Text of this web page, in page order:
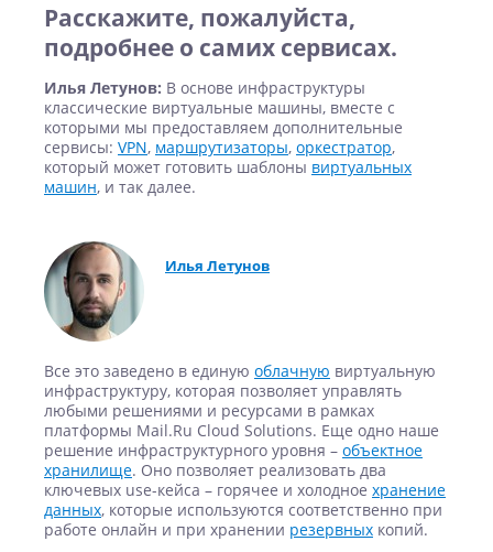
Расскажите, пожалуйста,
подробнее о самих сервисах.
Илья Летунов: В основе инфраструктуры
классические виртуальные машины, вместе с
которыми мы предоставляем дополнительные
сервисы: VPN, маршрутизаторы, оркестратор,
который может готовить шаблоны виртуальных
машин, и так далее.
Илья Летунов
Все это заведено в единую облачную виртуальную
инфраструктуру, которая позволяет управлять
любыми решениями и ресурсами в рамках
платформы Mail.Ru Cloud Solutions. Еще одно наше
решение инфраструктурного уровня – объектное
хранилище. Оно позволяет реализовать два
ключевых use-кейса – горячее и холодное хранение
данных, которые используются соответственно при
работе онлайн и при хранении резервных копий.